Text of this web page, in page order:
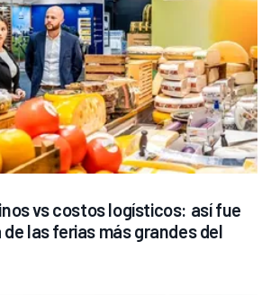
vs costos logísticos: así fue
las ferias más grandes del